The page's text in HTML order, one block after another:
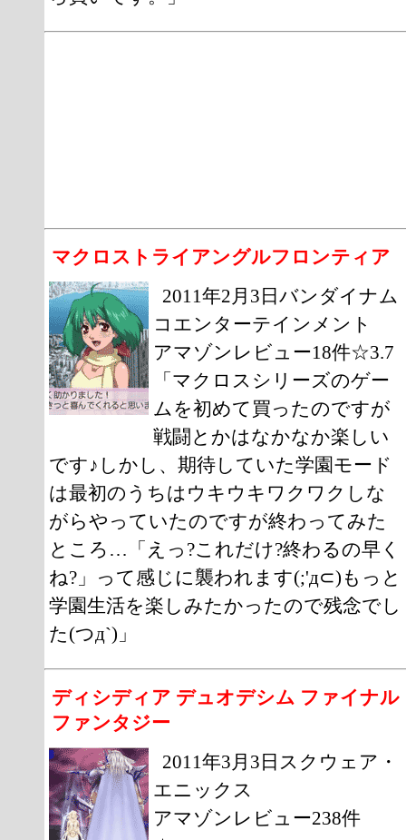
マクロストライアングルフロンティア
2011年2月3日バンダイナム
コエンターテインメント
アマゾンレビュー18件☆3.7
「マクロスシリーズのゲー
ムを初めて買ったのですが
戦闘とかはなかなか楽しい
です♪しかし、期待していた学園モード
は最初のうちはウキウキワクワクしな
がらやっていたのですが終わってみた
ところ…「えっ?これだけ?終わるの早く
ね?」って感じに襲われます(;'д⊂)もっと
学園生活を楽しみたかったので残念でし
た(つд`)」
ディシディア デュオデシム ファイナル
ファンタジー
2011年3月3日スクウェア・
エニックス
アマゾンレビュー238件